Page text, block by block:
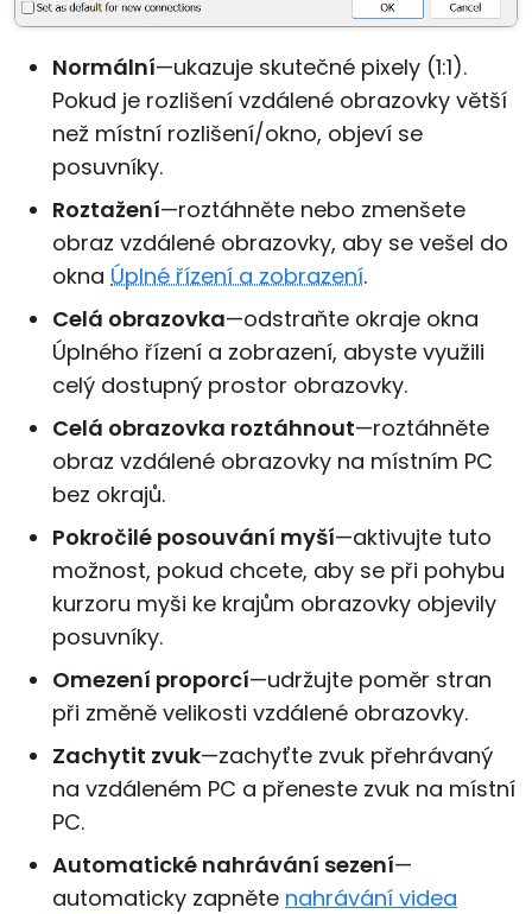
Normální—ukazuje skutečné pixely (1:1).
Pokud je rozlišení vzdálené obrazovky větší
než místní rozlišení/okno, objeví se
posuvníky.
Roztažení—roztáhněte nebo zmenšete
obraz vzdálené obrazovky, aby se vešel do
okna Úplné řízení a zobrazení.
Celá obrazovka—odstraňte okraje okna
Úplného řízení a zobrazení, abyste využili
celý dostupný prostor obrazovky.
Celá obrazovka roztáhnout—roztáhněte
obraz vzdálené obrazovky na místním PC
bez okrajů.
Pokročilé posouvání myší—aktivujte tuto
možnost, pokud chcete, aby se při pohybu
kurzoru myši ke krajům obrazovky objevily
posuvníky.
Omezení proporcí—udržujte poměr stran
při změně velikosti vzdálené obrazovky.
Zachytit zvuk—zachyťte zvuk přehrávaný
na vzdáleném PC a přeneste zvuk na místní
PC.
Automatické nahrávání sezení—
automaticky zapněte nahrávání videa